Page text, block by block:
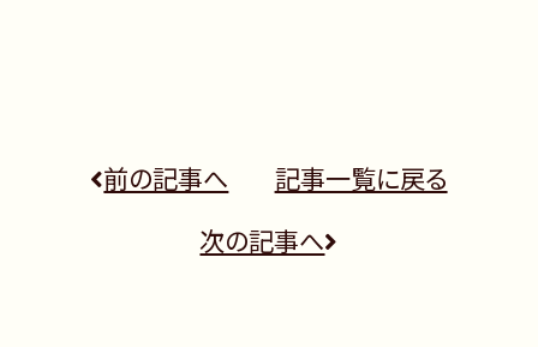
前の記事へ
記事一覧に戻る
次の記事へ